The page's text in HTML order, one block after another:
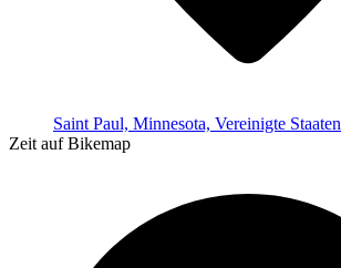
Saint Paul, Minnesota, Vereinigte Staaten
Zeit auf Bikemap